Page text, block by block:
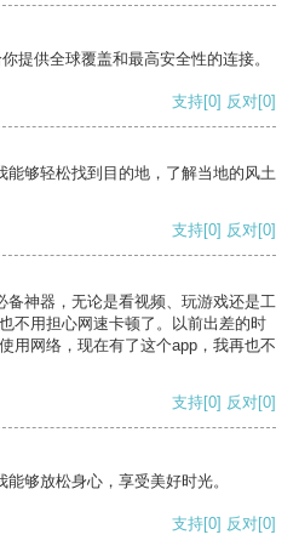
提供全球覆盖和最高安全性的连接。
支持[0] 反对[0]
能够轻松找到目的地，了解当地的风土
支持[0] 反对[0]
备神器，无论是看视频、玩游戏还是工
不用担心网速卡顿了。以前出差的时
用网络，现在有了这个app，我再也不
支持[0] 反对[0]
够放松身心，享受美好时光。
支持[0] 反对[0]